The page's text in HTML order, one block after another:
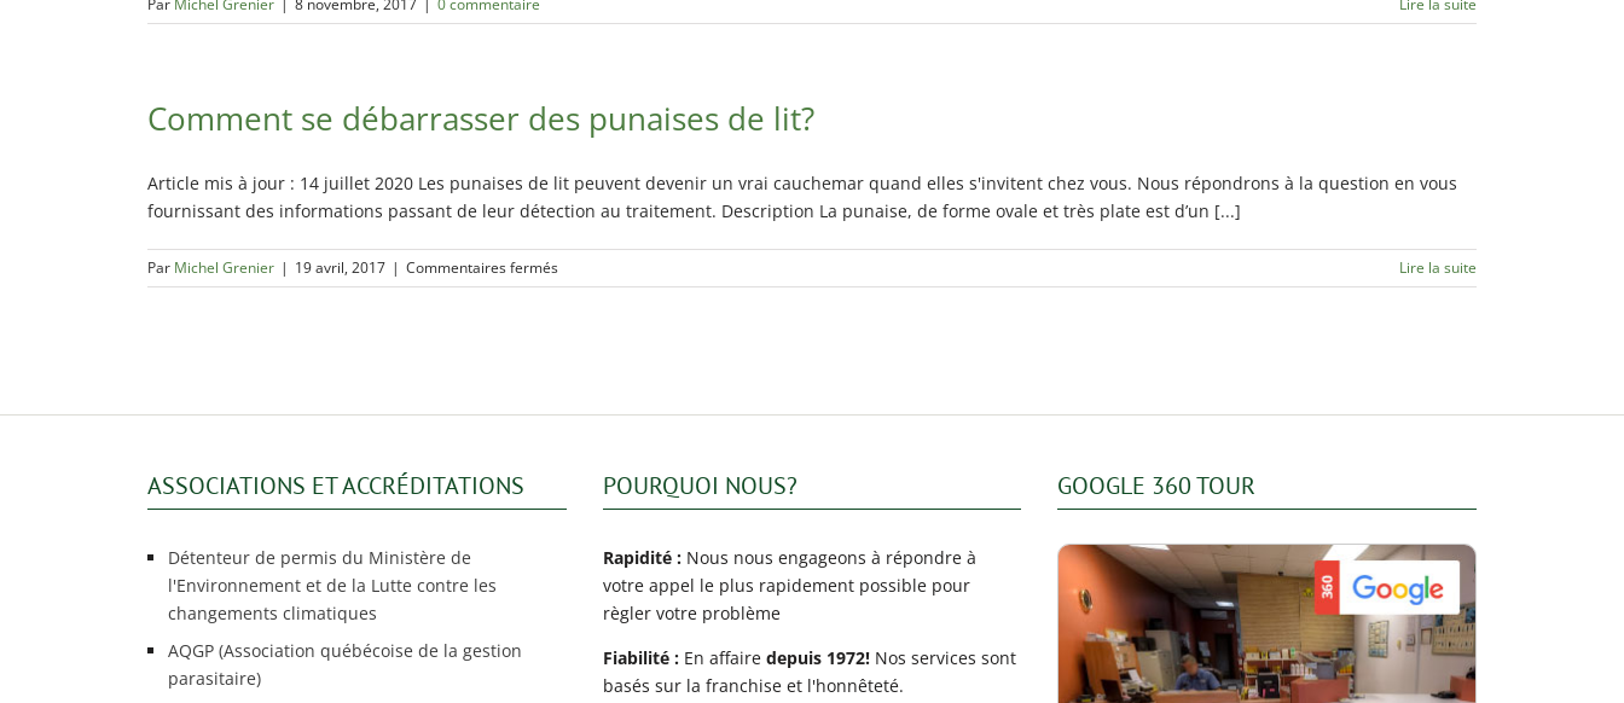
Par Michel Grenier | 8 novembre, 2017 | 0 commentaire Lire la suite
Comment se débarrasser des punaises de lit?
Article mis à jour : 14 juillet 2020 Les punaises de lit peuvent devenir un vrai cauchemar quand elles s'invitent chez vous. Nous répondrons à la question en vous
fournissant des informations passant de leur détection au traitement. Description La punaise, de forme ovale et très plate est d’un [...]
Par Michel Grenier | 19 avril, 2017 | Commentaires ferméssur
Comment
de
Lire la suite
ASSOCIATIONS ET ACCRÉDITATIONS
Détenteur de permis du Ministère de
l'Environnement et de la Lutte contre les
changements climatiques
AQGP (Association québécoise de la gestion
parasitaire)
POURQUOI NOUS?
Rapidité :Nous nous engageons à répondre à
votre appel le plus rapidement possible pour
règler votre problème
Fiabilité :En affaire depuis 1972!Nos services sont
basés sur la franchise et l'honnêteté.
GOOGLE 360 TOUR